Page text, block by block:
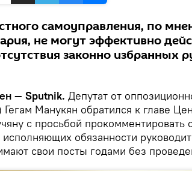
самоуправления, по
не могут эффективно
законно избранных
— Sputnik. Депутат от
Гегам Манукян обратился к главе
с просьбой прокомментировать
обязанности
свои посты годами без